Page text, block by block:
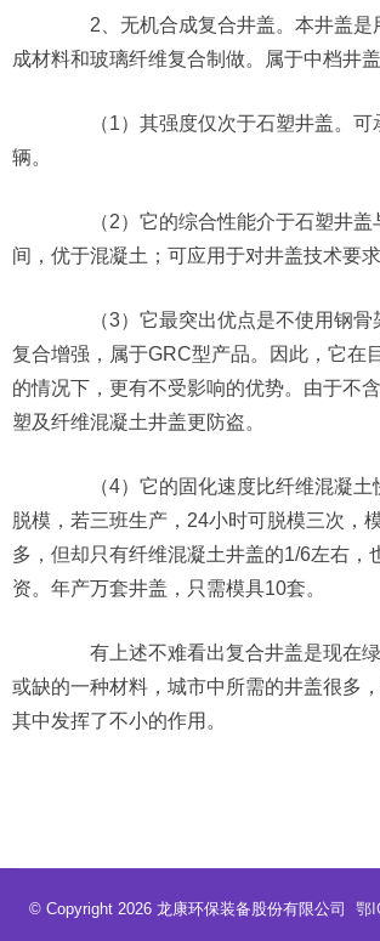
2、无机合成复合井盖。本井盖是
成材料和玻璃纤维复合制做。属于中档井盖
（1）其强度仅次于石塑井盖。可
辆。
（2）它的综合性能介于石塑井盖
间，优于混凝土；可应用于对井盖技术要求
（3）它最突出优点是不使用钢骨
复合增强，属于GRC型产品。因此，它在
的情况下，更有不受影响的优势。由于不
塑及纤维混凝土井盖更防盗。
（4）它的固化速度比纤维混凝土
脱模，若三班生产，24小时可脱模三次，
多，但却只有纤维混凝土井盖的1/6左右，
资。年产万套井盖，只需模具10套。
有上述不难看出复合井盖是现在绿
或缺的一种材料，城市中所需的井盖很多
其中发挥了不小的作用。
© Copyright 2026 龙康环保装备股份有限公司 鄂